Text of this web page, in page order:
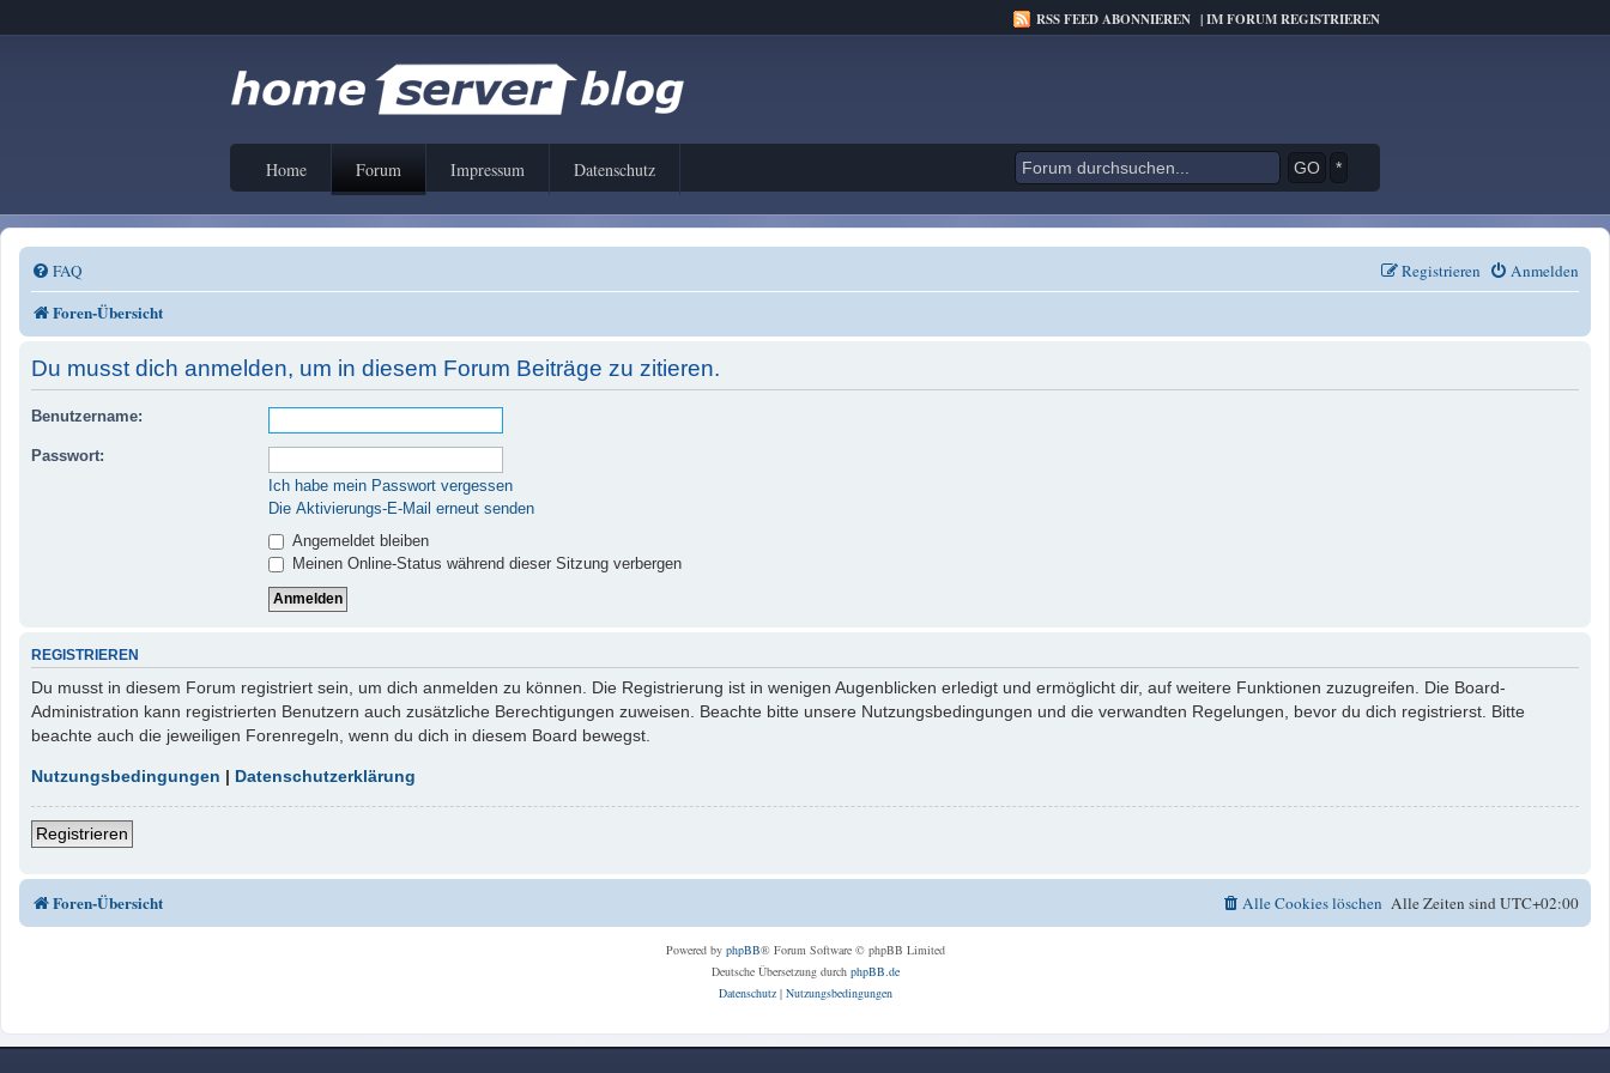
RSS FEED ABONNIEREN |IM FORUM REGISTRIEREN
Home Forum Impressum Datenschutz *
FAQ Anmelden
Registrieren
Foren-Übersicht
Du musst dich anmelden, um in diesem Forum Beiträge zu zitieren.
Benutzername:
Passwort:
Ich habe mein Passwort vergessen
Die Aktivierungs-E-Mail erneut senden
Angemeldet bleiben
Meinen Online-Status während dieser Sitzung verbergen
REGISTRIEREN
Du musst in diesem Forum registriert sein, um dich anmelden zu können. Die Registrierung ist in wenigen Augenblicken erledigt und ermöglicht dir, auf weitere Funktionen zuzugreifen. Die Board-
Administration kann registrierten Benutzern auch zusätzliche Berechtigungen zuweisen. Beachte bitte unsere Nutzungsbedingungen und die verwandten Regelungen, bevor du dich registrierst. Bitte
beachte auch die jeweiligen Forenregeln, wenn du dich in diesem Board bewegst.
Nutzungsbedingungen | Datenschutzerklärung
Registrieren
Foren-Übersicht Alle Zeiten sindUTC+02:00
Alle Cookies löschen
Powered by phpBB® Forum Software © phpBB Limited
Deutsche Übersetzung durch phpBB.de
Datenschutz| Nutzungsbedingungen